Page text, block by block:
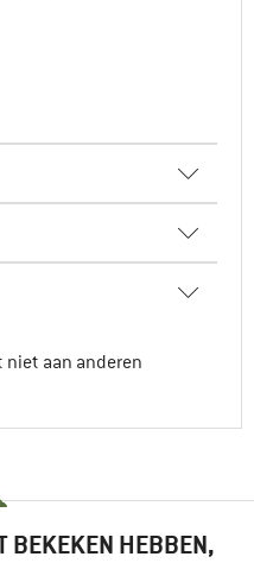
niet aan anderen
BEKEKEN HEBBEN,